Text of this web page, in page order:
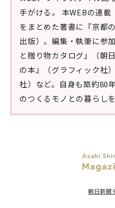
手がける。 本WEBの連載
をまとめた著書に『京都
出版）。編集・執筆に参
と贈り物カタログ』（朝
の本』（グラフィック社
社）など。自身も築約80
のつくるモノとの暮らし
朝日新聞